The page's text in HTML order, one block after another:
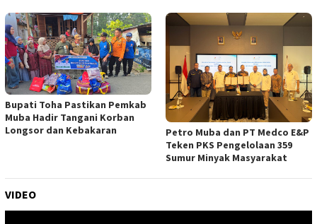
Bupati Toha Pastikan Pemkab
Muba Hadir Tangani Korban
Longsor dan Kebakaran
Petro Muba dan PT Medco E&P
Teken PKS Pengelolaan 359
Sumur Minyak Masyarakat
VIDEO